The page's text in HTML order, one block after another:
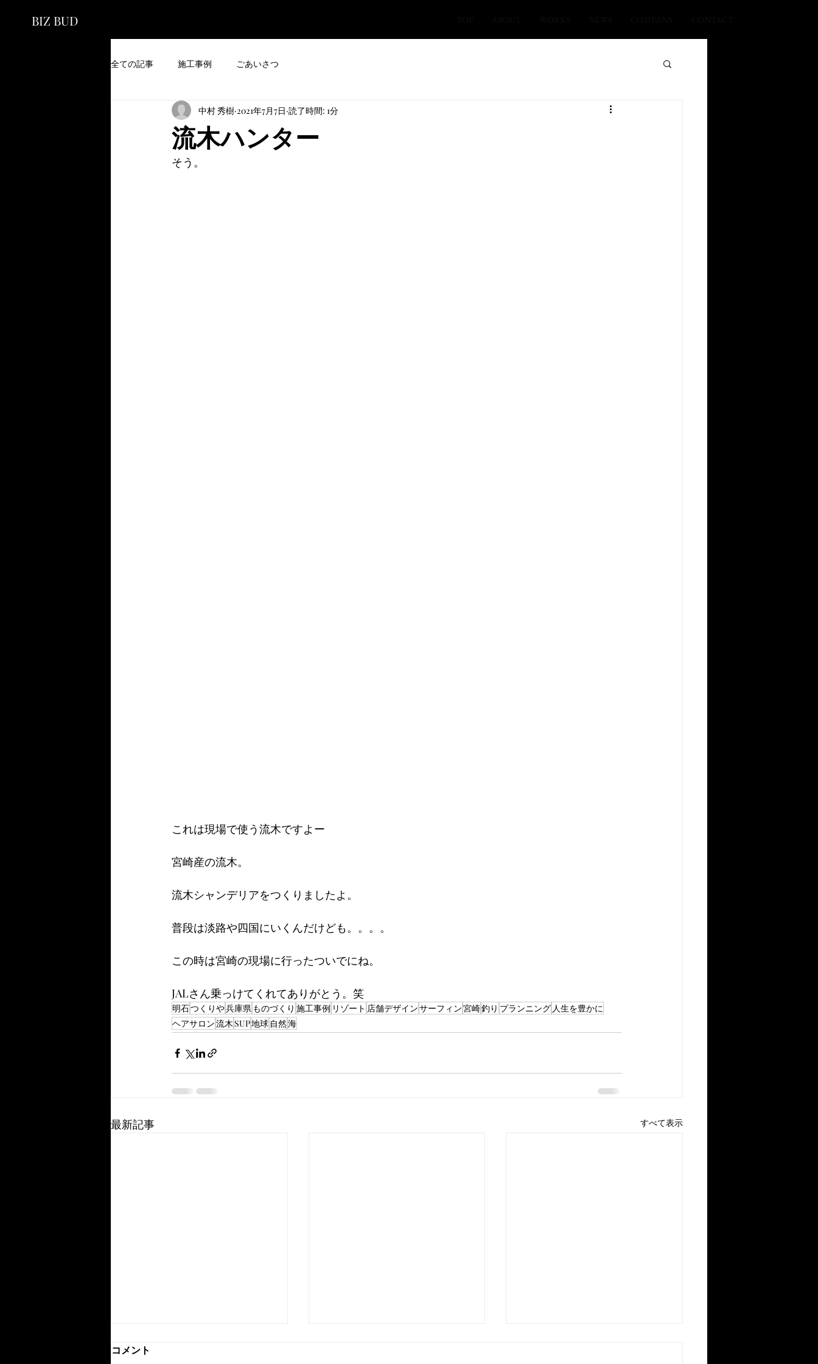
BIZ BUD
全ての記事 施工事例 ごあいさつ
流木ハンター
中村 秀樹 2021年7月7日 読了時間: 1分
そう。
これは現場で使う流木ですよー
宮崎産の流木。
流木シャンデリアをつくりましたよ。
普段は淡路や四国にいくんだけども。。。。
この時は宮崎の現場に行ったついでにね。
JALさん乗っけてくれてありがとう。笑
明石つくりや兵庫県 ものづくり 施工事例 リゾート 店舗デザインサーフィン宮崎釣り プランニング 人生を豊かに
ヘアサロン流木SUP地球 自然海
最新記事 すべて表示
コメント